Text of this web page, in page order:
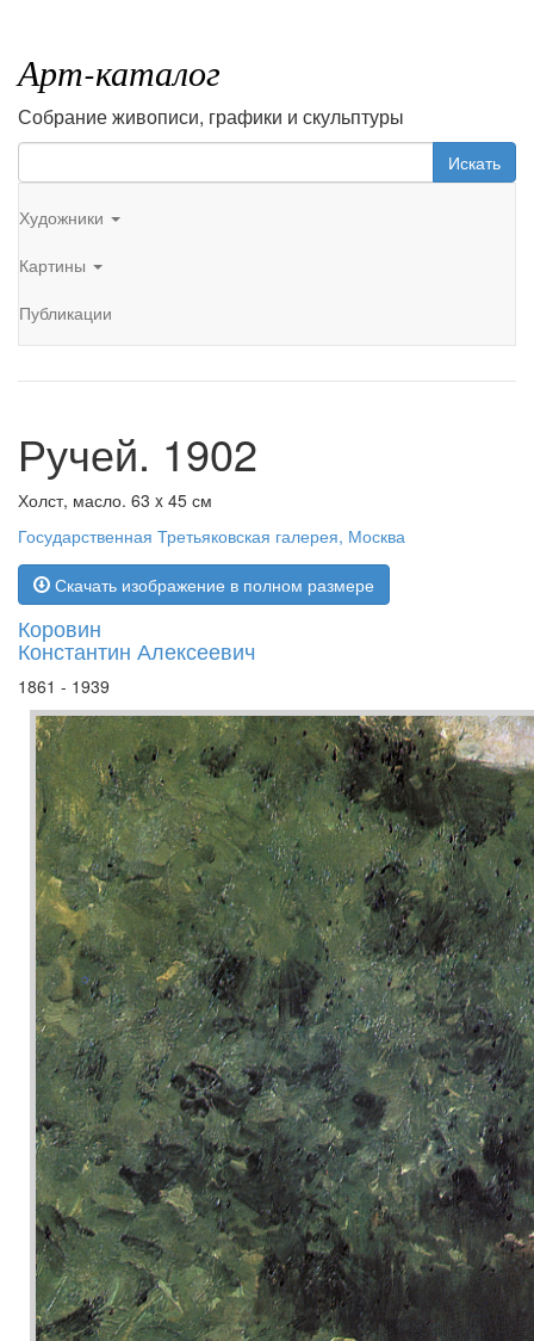
Арт-каталог
Собрание живописи, графики и скульптуры
Искать
Художники
Картины
Публикации
Ручей. 1902
Холст, масло. 63 x 45 см
Государственная Третьяковская галерея, Москва
Скачать изображение в полном размере
Коровин
Константин Алексеевич
1861 - 1939